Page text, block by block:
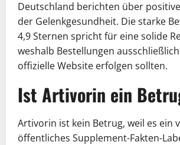
Deutschland berichten über
der Gelenkgesundheit. Die starke
4,9 Sternen spricht für eine solide
weshalb Bestellungen
offizielle Website erfolgen sollten.
Ist Artivorin ein
Artivorin ist kein Betrug, weil es ein
öffentliches Supplement-Fakten-